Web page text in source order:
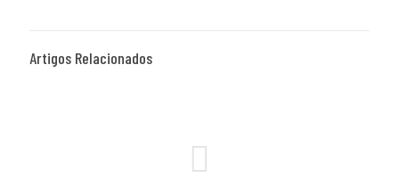
Artigos Relacionados